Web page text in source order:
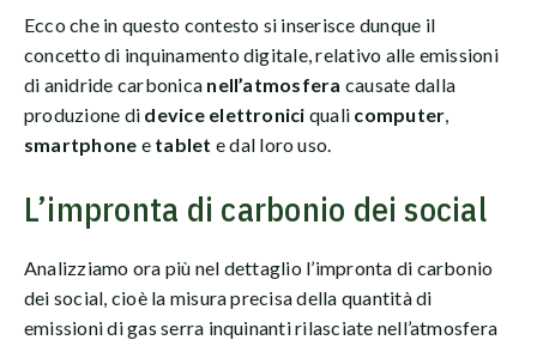
Ecco che in questo contesto si inserisce dunque il
concetto di inquinamento digitale, relativo alle emissioni
di anidride carbonica nell’atmosfera causate dalla
produzione di device elettronici quali computer,
smartphone e tablet e dal loro uso.
L’impronta di carbonio dei social
Analizziamo ora più nel dettaglio l’impronta di carbonio
dei social, cioè la misura precisa della quantità di
emissioni di gas serra inquinanti rilasciate nell’atmosfera